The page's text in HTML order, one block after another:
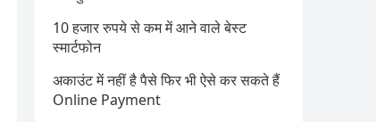
10 हजार रुपये से कम में आने वाले बेस्ट
स्मार्टफोन
अकाउंट में नहीं है पैसे फिर भी ऐसे कर सकते हैं
Online Payment